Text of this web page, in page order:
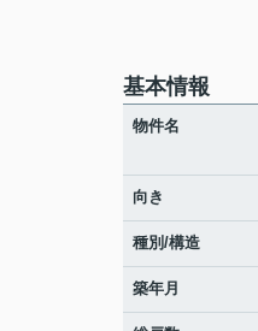
基本情報
物件名
向き
種別/構造
築年月